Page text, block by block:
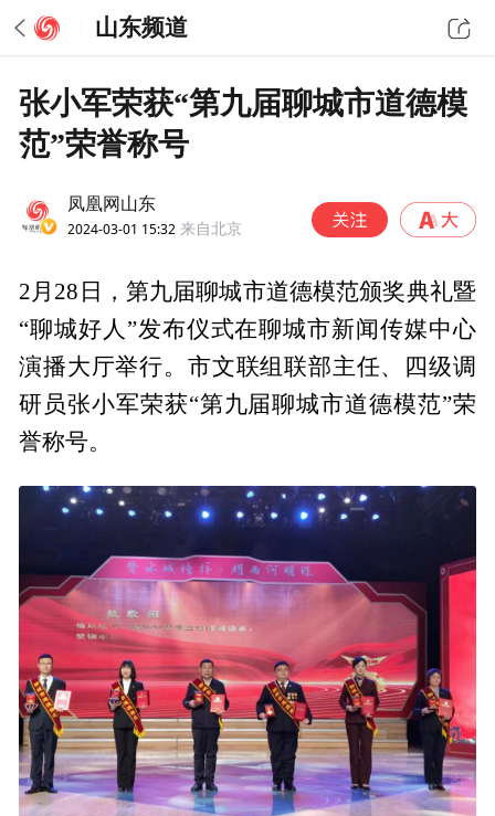
山东频道
张小军荣获“第九届聊城市道德模
范”荣誉称号
凤凰网山东
2024-03-01 15:32 来自北京
2月28日，第九届聊城市道德模范颁奖典礼暨
“聊城好人”发布仪式在聊城市新闻传媒中心
演播大厅举行。市文联组联部主任、四级调
研员张小军荣获“第九届聊城市道德模范”荣
誉称号。